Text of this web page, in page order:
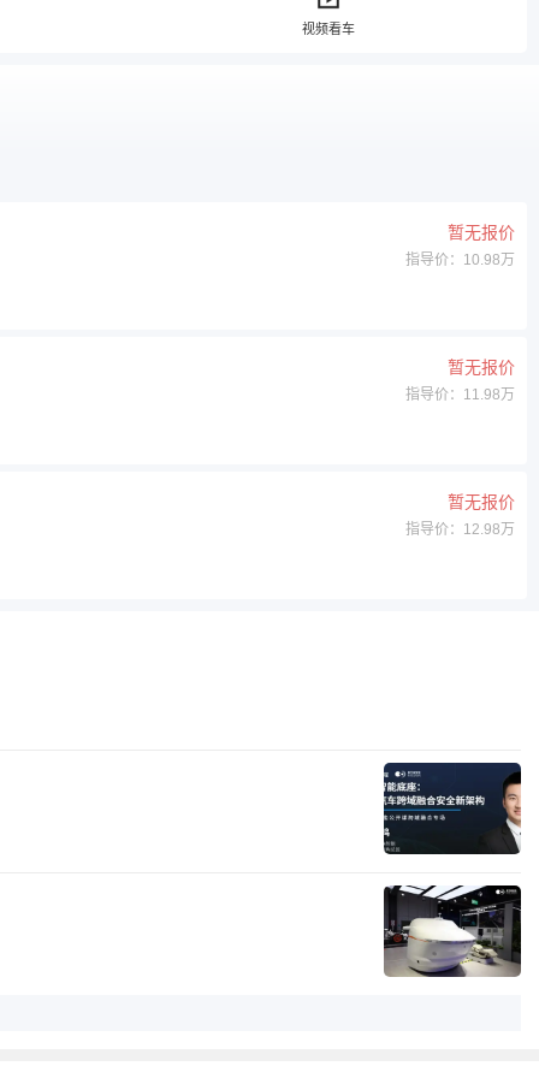
视频看车
暂无报价
指导价：10.98万
暂无报价
指导价：11.98万
暂无报价
指导价：12.98万